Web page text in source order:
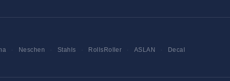
Neschen Stahls RollsRoller ASLAN Decal